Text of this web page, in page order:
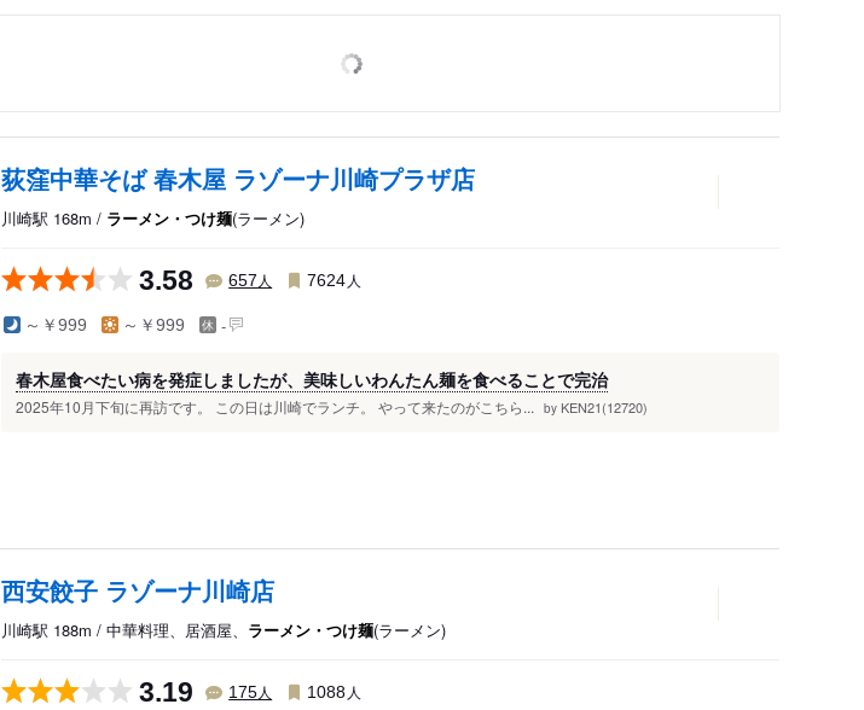
荻窪中華そば 春木屋 ラゾーナ川崎プラザ店
川崎駅 168m / ラーメン・つけ麺(ラーメン)
3.58 657 人 7624 人
～￥999 ～￥999 -
春木屋食べたい病を発症しましたが、美味しいわんたん麺を食べることで完治
2025年10月下旬に再訪です。 この日は川崎でランチ。 やって来たのがこちら... by KEN21(12720)
西安餃子 ラゾーナ川崎店
川崎駅 188m / 中華料理、居酒屋、 ラーメン・つけ麺(ラーメン)
3.19 175人 1088 人